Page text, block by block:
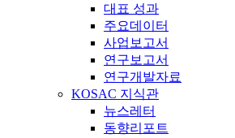
대표 성과
주요데이터
사업보고서
연구보고서
연구개발자료
KOSAC 지식관
뉴스레터
동향리포트